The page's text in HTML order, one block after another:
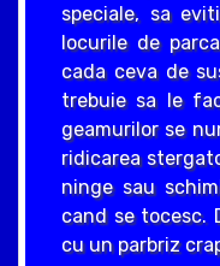
speciale, sa
locurile de
cada ceva de
trebuie sa le
geamurilor se
ridicarea
ninge sau
cand se tocesc.
cu un parbriz